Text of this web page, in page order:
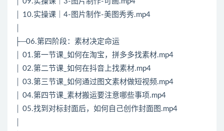
│ 10.实操课｜4-图片制作-美图秀秀.mp4
├─06.第四阶段：素材决定命运
│ 01.第一节课_如何在淘宝，拼多多找素材.mp4
│ 02.第二节课_如何在抖音上找素材.mp4
│ 03.第三节课_如何通过图文素材做短视频.mp4
│ 04.第四节课_素材搬运要注意哪些事项.mp4
│ 05.找到对标封面后，如何自己创作封面图.mp4